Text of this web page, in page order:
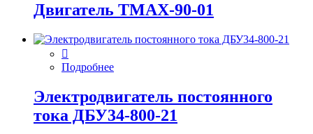
Двигатель ТМАХ-90-01
Подробнее
Электродвигатель постоянного
тока ДБУ34‑800‑21